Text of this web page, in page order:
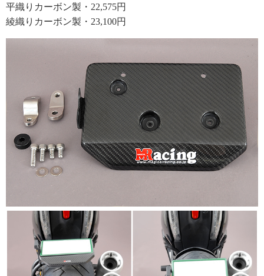
平織りカーボン製・22,575円
綾織りカーボン製・23,100円